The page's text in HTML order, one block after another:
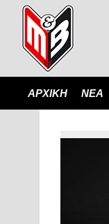
ΑΡΧΙΚΗ ΝΕΑ